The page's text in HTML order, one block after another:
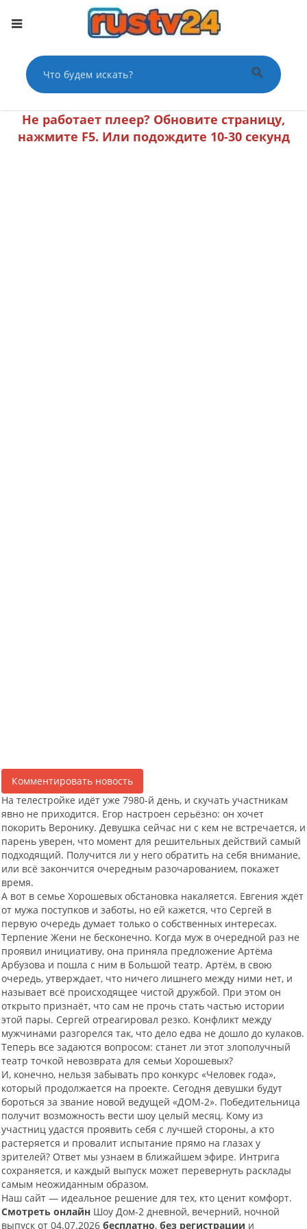
Поиск по сайту
Поиск
He работает плеер? Oбнoвитe cтpaницу,
нaжмитe F5. Или пoдoждитe 10-30 секунд
Комментировать новость
На телестройке идёт уже 7980-й день, и скучать участникам
явно не приходится. Егор настроен серьёзно: он хочет
покорить Веронику. Девушка сейчас ни с кем не встречается, и
парень уверен, что момент для решительных действий самый
подходящий. Получится ли у него обратить на себя внимание,
или всё закончится очередным разочарованием, покажет
время.
А вот в семье Хорошевых обстановка накаляется. Евгения ждёт
от мужа поступков и заботы, но ей кажется, что Сергей в
первую очередь думает только о собственных интересах.
Терпение Жени не бесконечно. Когда муж в очередной раз не
проявил инициативу, она приняла предложение Артёма
Арбузова и пошла с ним в Большой театр. Артём, в свою
очередь, утверждает, что ничего лишнего между ними нет, и
называет всё происходящее чистой дружбой. При этом он
открыто признаёт, что сам не прочь стать частью истории
этой пары. Сергей отреагировал резко. Конфликт между
мужчинами разгорелся так, что дело едва не дошло до кулаков.
Теперь все задаются вопросом: станет ли этот злополучный
театр точкой невозврата для семьи Хорошевых?
И, конечно, нельзя забывать про конкурс «Человек года»,
который продолжается на проекте. Сегодня девушки будут
бороться за звание новой ведущей «ДОМ-2». Победительница
получит возможность вести шоу целый месяц. Кому из
участниц удастся проявить себя с лучшей стороны, а кто
растеряется и провалит испытание прямо на глазах у
зрителей? Ответ мы узнаем в ближайшем эфире. Интрига
сохраняется, и каждый выпуск может перевернуть расклады
самым неожиданным образом.
Наш сайт — идеальное решение для тех, кто ценит комфорт.
Смотреть онлайн Шоу Дом-2 дневной, вечерний, ночной
выпуск от 04.07.2026 бесплатно, без регистрации и